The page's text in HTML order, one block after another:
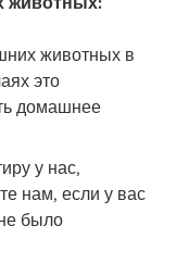
животных в
это
домашнее
у нас,
нам, если у вас
было